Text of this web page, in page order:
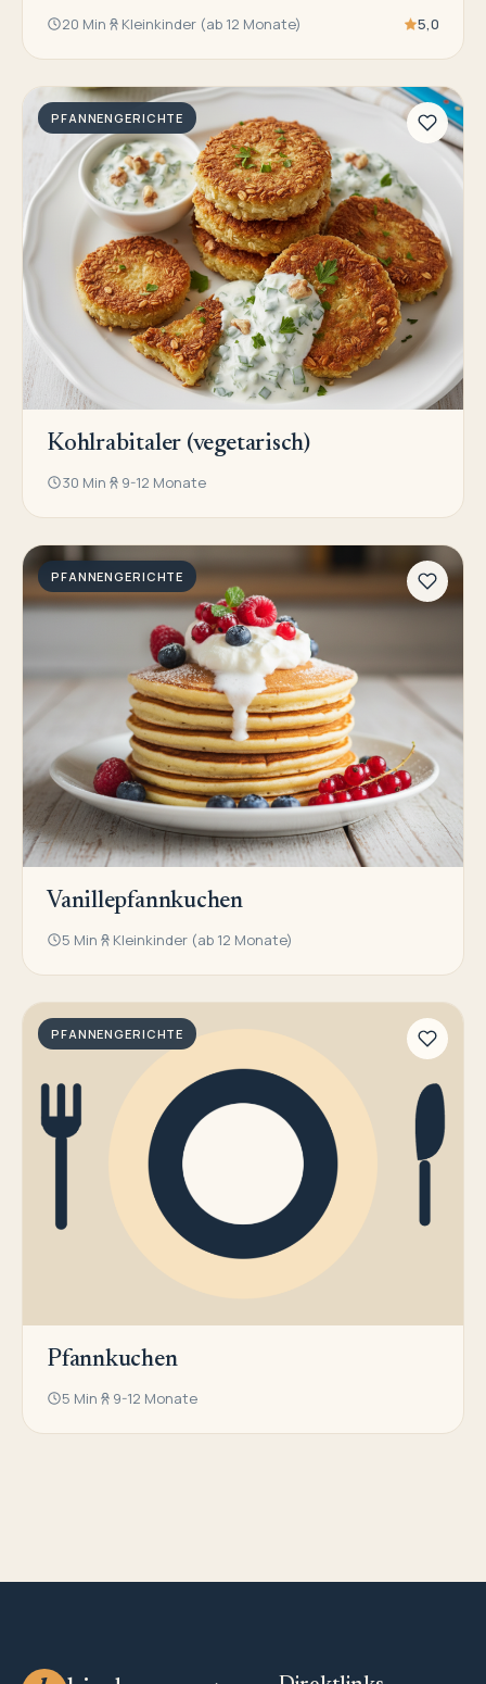
20 Min Kleinkinder (ab 12 Monate) 5,0
PFANNENGERICHTE
Kohlrabitaler (vegetarisch)
30 Min 9-12 Monate
PFANNENGERICHTE
Vanillepfannkuchen
5 Min Kleinkinder (ab 12 Monate)
PFANNENGERICHTE
Pfannkuchen
5 Min 9-12 Monate